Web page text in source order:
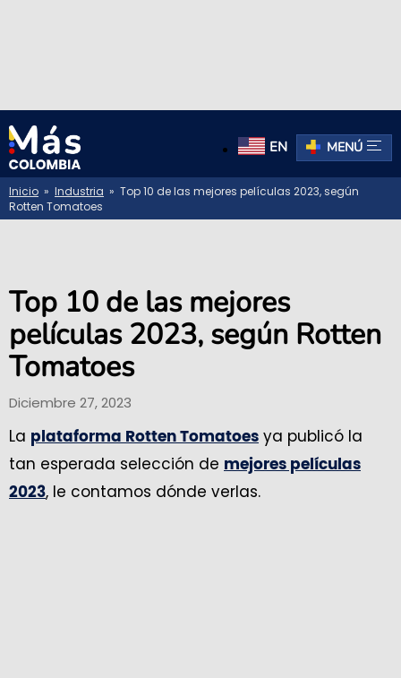
EN MENÚ
Inicio » Industria » Top 10 de las mejores películas 2023, según
Rotten Tomatoes
Top 10 de las mejores
películas 2023, según Rotten
Tomatoes
Diciembre 27, 2023
La plataforma Rotten Tomatoes ya publicó la
tan esperada selección de mejores películas
2023, le contamos dónde verlas.